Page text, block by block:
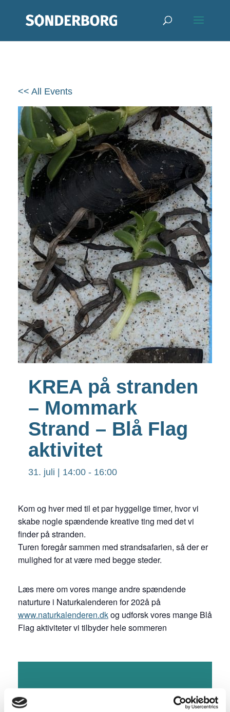
<< All Events
KREA på stranden
– Mommark
Strand – Blå Flag
aktivitet
31. juli | 14:00 - 16:00
Kom og hver med til et par hyggelige timer, hvor vi
skabe nogle spændende kreative ting med det vi
finder på stranden.
Turen foregår sammen med strandsafarien, så der er
mulighed for at være med begge steder.
Læs mere om vores mange andre spændende
naturture i Naturkalenderen for 202å på
www.naturkalenderen.dkog udforsk vores mange Blå
Flag aktiviteter vi tilbyder hele sommeren